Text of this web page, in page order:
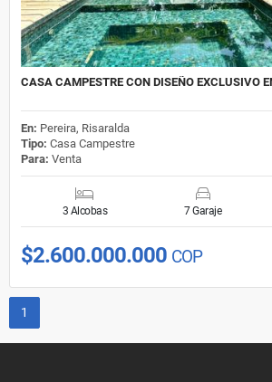
CASA CAMPESTRE CON DISEÑO EXCLUSIVO
En: Pereira, Risaralda
Tipo: Casa Campestre
Para: Venta
3 Alcobas 7 Garaje
$2.600.000.000 COP
1